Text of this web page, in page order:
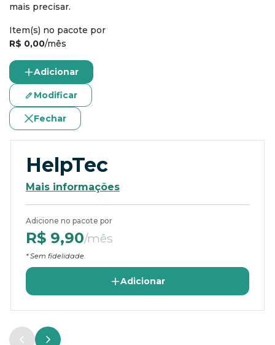
mais precisar.
Item(s) no pacote por
R$ 0,00/mês
Adicionar
Modificar
Fechar
HelpTec
Mais informações
Adicione no pacote por
R$ 9,90/mês
* Sem fidelidade.
Adicionar